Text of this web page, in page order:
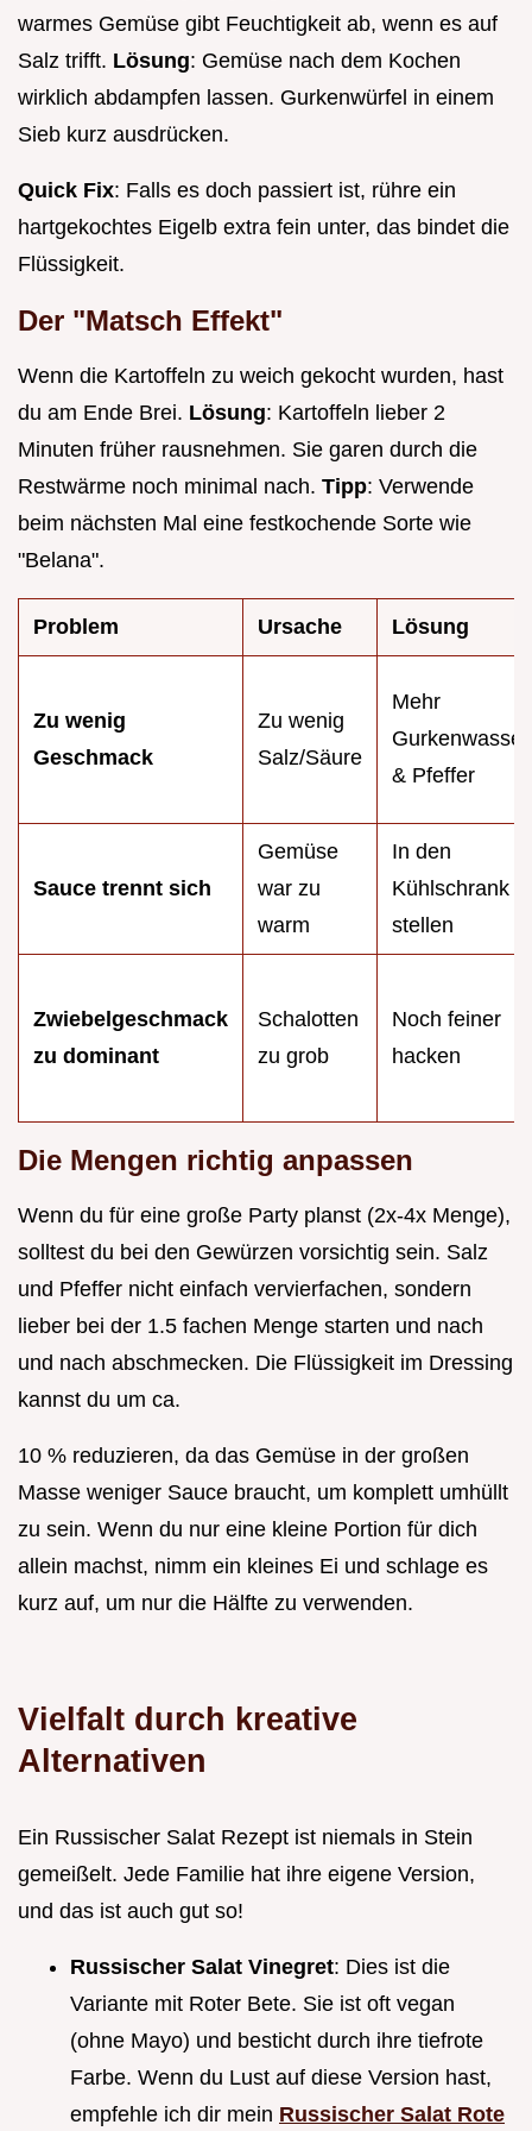
warmes Gemüse gibt Feuchtigkeit ab, wenn es auf
Salz trifft. Lösung: Gemüse nach dem Kochen
wirklich abdampfen lassen. Gurkenwürfel in einem
Sieb kurz ausdrücken.
Quick Fix: Falls es doch passiert ist, rühre ein
hartgekochtes Eigelb extra fein unter, das bindet die
Flüssigkeit.
Der "Matsch Effekt"
Wenn die Kartoffeln zu weich gekocht wurden, hast
du am Ende Brei. Lösung: Kartoffeln lieber 2
Minuten früher rausnehmen. Sie garen durch die
Restwärme noch minimal nach. Tipp: Verwende
beim nächsten Mal eine festkochende Sorte wie
"Belana".
Problem Ursache Lösung
Zu wenig
Geschmack
Zu wenig
Salz/Säure
Mehr
Gurkenwasser
& Pfeffer
Sauce trennt sich
Gemüse
war zu
warm
In den
Kühlschrank
stellen
Zwiebelgeschmack
zu dominant
Schalotten
zu grob
Noch feiner
hacken
Die Mengen richtig anpassen
Wenn du für eine große Party planst (2x-4x Menge),
solltest du bei den Gewürzen vorsichtig sein. Salz
und Pfeffer nicht einfach vervierfachen, sondern
lieber bei der 1.5 fachen Menge starten und nach
und nach abschmecken. Die Flüssigkeit im Dressing
kannst du um ca.
10 % reduzieren, da das Gemüse in der großen
Masse weniger Sauce braucht, um komplett umhüllt
zu sein. Wenn du nur eine kleine Portion für dich
allein machst, nimm ein kleines Ei und schlage es
kurz auf, um nur die Hälfte zu verwenden.
Vielfalt durch kreative
Alternativen
Ein Russischer Salat Rezept ist niemals in Stein
gemeißelt. Jede Familie hat ihre eigene Version,
und das ist auch gut so!
Russischer Salat Vinegret: Dies ist die
Variante mit Roter Bete. Sie ist oft vegan
(ohne Mayo) und besticht durch ihre tiefrote
Farbe. Wenn du Lust auf diese Version hast,
empfehle ich dir mein Russischer Salat Rote